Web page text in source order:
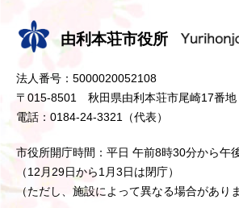
由利本荘市役所
法人番号：5000020052108
〒015-8501 秋田県由利本荘市尾崎17番地
電話：0184-24-3321（代表）
市役所開庁時間：平日 午前8時30分から午
（12月29日から1月3日は閉庁）
（ただし、施設によって異なる場合がありま